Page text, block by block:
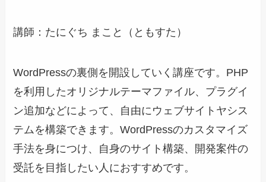
講師：たにぐち まこと（ともすた）
WordPressの裏側を開設していく講座です。PHP
を利用したオリジナルテーマファイル、プラグイ
ン追加などによって、自由にウェブサイトヤシス
テムを構築できます。WordPressのカスタマイズ
手法を身につけ、自身のサイト構築、開発案件の
受託を目指したい人におすすめです。